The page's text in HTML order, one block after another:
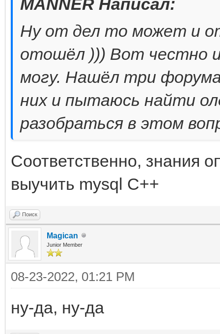
MANNER Написал:
Ну от дел то может и
отошёл ))) Вот честно
могу. Нашёл три
них и пытаюсь найти
разобраться в этом
Соответственно, знания
выучить mysql C++
Поиск
Magican
Junior Member
08-23-2022, 01:21 PM
ну-да, ну-да